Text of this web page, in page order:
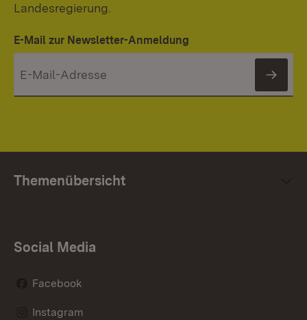
Landesregierung.
E-Mail zur Newsletter-Anmeldung
Themenübersicht
Social Media
Facebook
Instagram